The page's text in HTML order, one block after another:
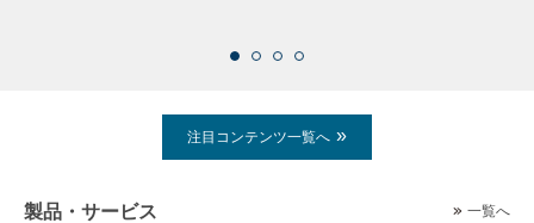
注目コンテンツ一覧へ
製品・サービス 一覧へ